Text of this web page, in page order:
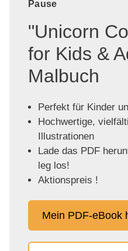
Pause
"Unicorn
for Kids &
Malbuch
Perfekt für Kinder
Hochwertige,
Illustrationen
Lade das PDF
leg los!
Aktionspreis !
Mein PDF-eBook